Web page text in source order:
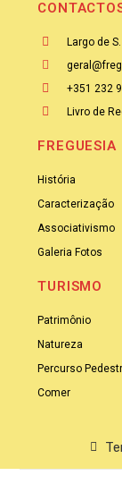
Largo de
+351 232
Livro de
FREGUESIA
História
Caracterização
Associativismo
Galeria Fotos
TURISMO
Patrimônio
Natureza
Percurso
Comer